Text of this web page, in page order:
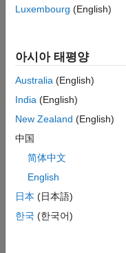
신호 처리
테스트 및 계측(T&M)
RF 및 혼성 신호
로보틱스 및 자율 시스템
Automated Driving Toolbox
Robotics System Toolbox
UAV Toolbox
Navigation Toolbox
ROS Toolbox
로보틱스 및 자
ADAS와 자율주행
Robotics
로보틱스 응용 사례
UAV Toolbox
Navigation
자율 내비게이션을
Luxembourg (English)
아시아 태평양
Australia (English)
India (English)
New Zealand (English)
中国
简体中文
English
日本 (日本語)
한국 (한국어)